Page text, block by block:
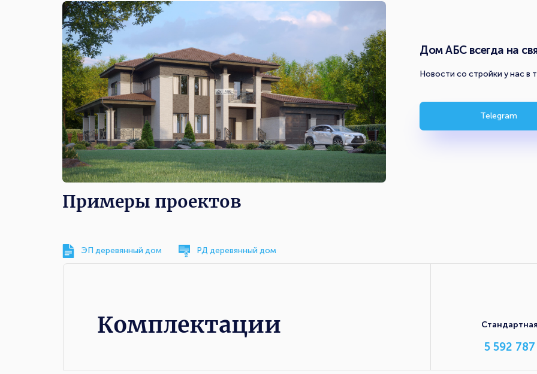
Дом АБС всегда на
Новости со стройки у нас в
Telegram
Примеры проектов
ЭП деревянный дом РД деревянный дом
Комплектации
Комплектации Стандартная
5 592 787